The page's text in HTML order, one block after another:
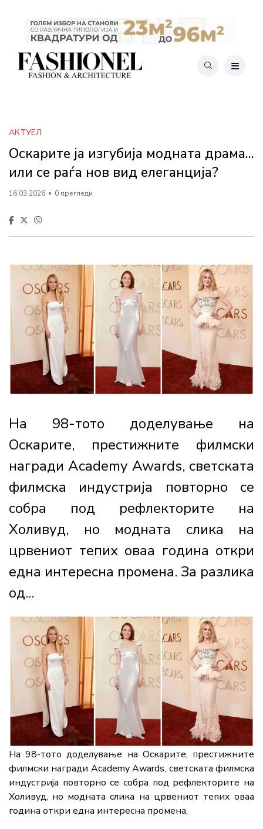
АКТУЕЛ
Оскарите ја изгубија модната драма...
или се раѓа нов вид елеганција?
16.03.2026 0 прегледи
На 98-тото доделување на
Оскарите, престижните филмски
награди Academy Awards, светската
филмска индустрија повторно се
собра под рефлекторите на
Холивуд, но модната слика на
црвениот тепих оваа година откри
една интересна промена. За разлика
од...
На98-тотододелување на Оскарите, престижните
филмски награди Academy Awards, светскатафилмска
индустрија повторносесобра под рефлекторите на
Холивуд, но моднатаслика на црвениот тепиховаа
година откри една интересна промена.